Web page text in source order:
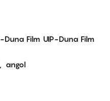
Duna Film UIP-Duna Film
angol